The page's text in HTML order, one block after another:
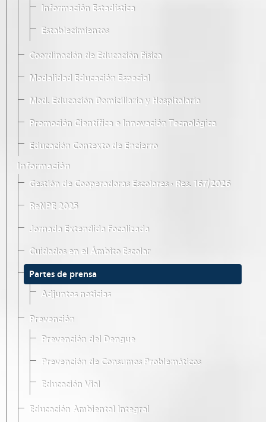
Información Estadística
Establecimientos
Coordinación de Educación Física
Modalidad Educación Especial
Mod. Educación Domiciliaria y Hospitalaria
Promoción Científica e Innovación Tecnológica
Educación Contexto de Encierro
Información
Gestión de Cooperadoras Escolares · Res. 167/2026
ReNPE 2025
Jornada Extendida Focalizada
Cuidados en el Ámbito Escolar
Partes de prensa
Adjuntos noticias
Prevención
Prevención del Dengue
Prevención de Consumos Problemáticos
Educación Vial
Educación Ambiental Integral